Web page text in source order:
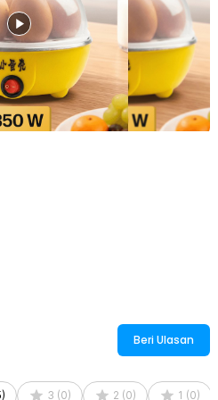
ruang terbatas tetapi tetap ingin
modern.
pembelian produk ini:
Listrik 7 Slot Mini Electric Egg
Beri Ulasan
) 3 (0) 2 (0) 1 (0)